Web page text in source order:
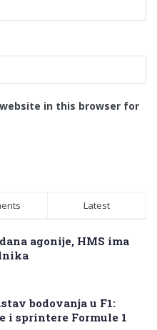
in this browser for
Latest
agonije, HMS ima
bodovanja u F1:
i sprintere Formule 1